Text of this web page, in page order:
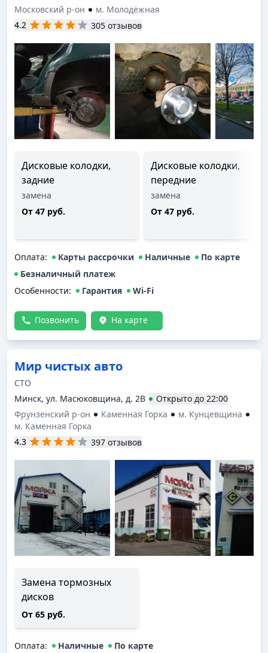
Московский р-он
м. Молодёжная
4.2
305 отзывов
Дисковые колодки,
задние
замена
От 47 руб.
Дисковые колодки,
передние
замена
От 47 руб.
Оплата: Карты рассрочки Наличные
По карте
Безналичный платеж
Особенности:
Гарантия Wi-Fi
Позвонить На карте
Мир чистых авто
СТО
Минск, ул. Масюковщина, д. 2В
Открыто до 22:00
Фрунзенский р-он
Каменная Горка
м. Кунцевщина
м. Каменная Горка
4.3
397 отзывов
Замена тормозных
дисков
От 65 руб.
Оплата: Наличные По карте